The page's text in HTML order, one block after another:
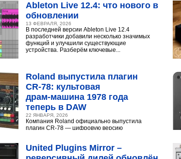
Ableton Live 12.4: что нового в
обновлении
13 ФЕВРАЛЯ, 2026
В последней версии Ableton Live 12.4
разработчики добавили несколько значимых
функций и улучшили существующие
устройства. Разберём ключевые...
Roland выпустила плагин
CR‑78: культовая
драм‑машина 1978 года
теперь в DAW
22 ЯНВАРЯ, 2026
Компания Roland официально выпустила
плагин CR-78 — цифровую версию
United Plugins Mirror –